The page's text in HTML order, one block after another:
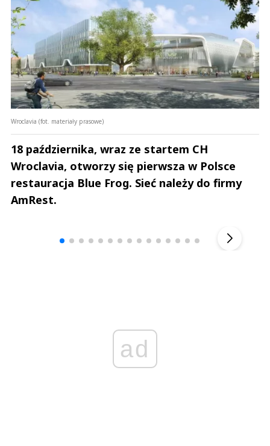
Wroclavia (fot. materiały prasowe)
18 października, wraz ze startem CH
Wroclavia, otworzy się pierwsza w Polsce
restauracja Blue Frog. Sieć należy do firmy
AmRest.
ad